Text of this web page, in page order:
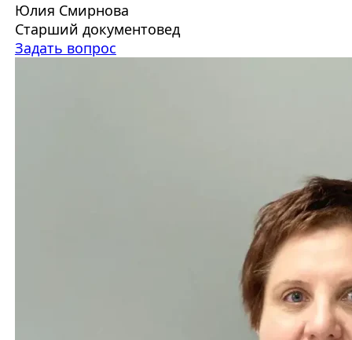
Юлия Смирнова
Старший документовед
Задать вопрос